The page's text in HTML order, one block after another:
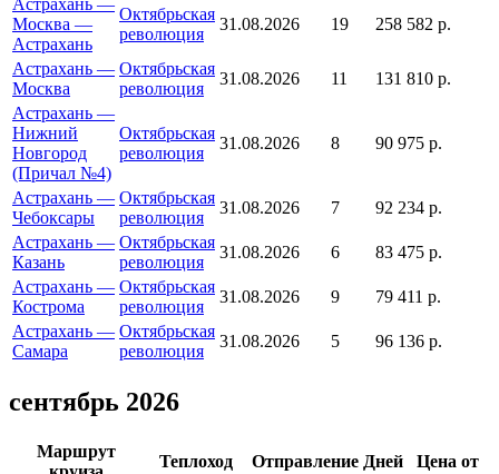
Москва —
Астрахань
Октябрьская
революция
31.08.2026 19 258 582 р.
Астрахань —
Москва
Октябрьская
революция
31.08.2026 11
131 810 р.
Астрахань —
Нижний
Новгород
(Причал №4)
Октябрьская
революция
31.08.2026 8 90 975 р.
Астрахань —
Чебоксары
Октябрьская
революция
31.08.2026 7
92 234 р.
Астрахань —
Казань
Октябрьская
революция
31.08.2026 6
83 475 р.
Астрахань —
Кострома
Октябрьская
революция
31.08.2026 9
79 411 р.
Астрахань —
Самара
Октябрьская
революция
31.08.2026 5 96 136 р.
сентябрь 2026
Маршрут
Теплоход Отправление Дней
Цена от